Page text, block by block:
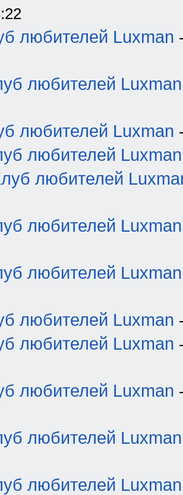
любителей Luxman
любителей Luxman
любителей Luxman
любителей Luxman
любителей
любителей Luxman
любителей Luxman
любителей Luxman
любителей Luxman
любителей Luxman
любителей Luxman
любителей Luxman